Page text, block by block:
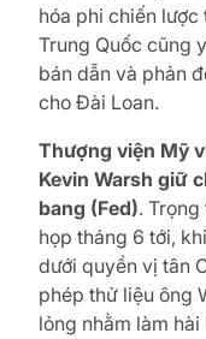
hóa phi chiến
Trung Quốc cũng
bán dẫn và phản
cho Đài Loan.
Thượng viện Mỹ
Kevin Warsh giữ
bang (Fed).
họp tháng 6 tới,
dưới quyền vị tân
phép thử liệu ông
lỏng nhằm làm